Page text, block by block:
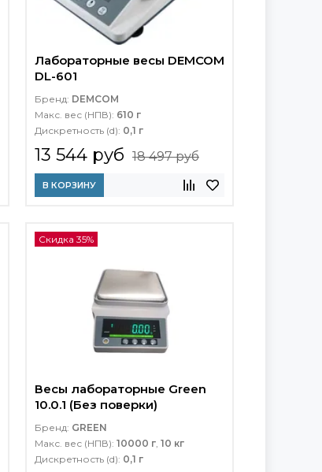
Лабораторные весы DEMCOM
DL-601
Бренд: DEMCOM
Макс. вес (НПВ): 610 г
Дискретность (d): 0,1 г
13 544 руб 18 497 руб
В КОРЗИНУ
Скидка 35%
Весы лабораторные Green
10.0.1 (Без поверки)
Бренд: GREEN
Макс. вес (НПВ): 10000 г, 10 кг
Дискретность (d): 0,1 г